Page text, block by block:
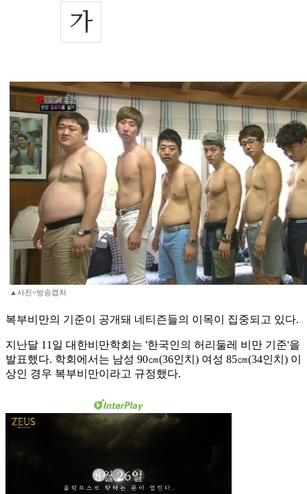
▲사진=방송캡처
복부비만의 기준이 공개돼 네티즌들의 이목이 집중되고 있다.
지난달 11일 대한비만학회는 '한국인의 허리둘레 비만 기준'을
발표했다. 학회에서는 남성 90㎝(36인치) 여성 85㎝(34인치) 이
상인 경우 복부비만이라고 규정했다.